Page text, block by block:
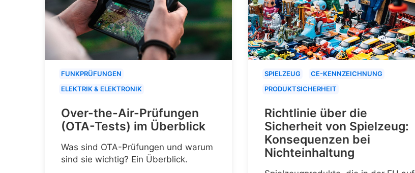
FUNKPRÜFUNGEN
ELEKTRIK & ELEKTRONIK
Over-the-Air-Prüfungen
(OTA-Tests) im Überblick
Was sind OTA-Prüfungen und warum
sind sie wichtig? Ein Überblick.
SPIELZEUG
CE-KENNZEICHNUNG
PRODUKTSICHERHEIT
Richtlinie über die
Sicherheit von Spielzeug:
Konsequenzen bei
Nichteinhaltung